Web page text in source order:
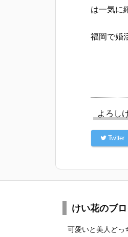
は一気に
福岡で婚
よろし
Twitter
けい花のブ
可愛いと美人どっ